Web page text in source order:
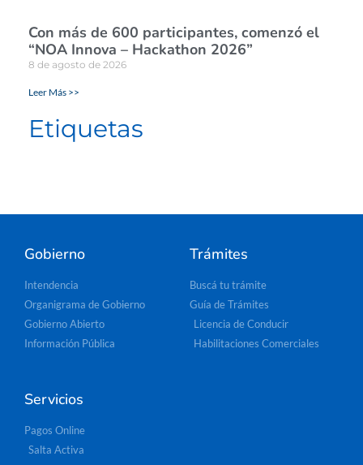
Con más de 600 participantes, comenzó el
“NOA Innova – Hackathon 2026”
8 de agosto de 2026
Leer Más >>
Etiquetas
Gobierno
Intendencia
Organigrama de Gobierno
Gobierno Abierto
Información Pública
Trámites
Buscá tu trámite
Guía de Trámites
Licencia de Conducir
Habilitaciones Comerciales
Servicios
Pagos Online
Salta Activa